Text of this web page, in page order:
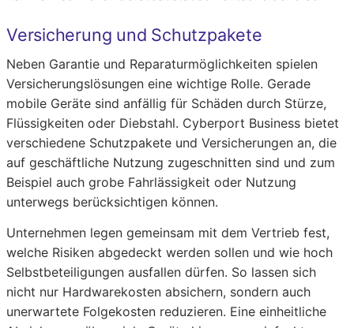
Versicherung und Schutzpakete
Neben Garantie und Reparaturmöglichkeiten spielen
Versicherungslösungen eine wichtige Rolle. Gerade
mobile Geräte sind anfällig für Schäden durch Stürze,
Flüssigkeiten oder Diebstahl. Cyberport Business bietet
verschiedene Schutzpakete und Versicherungen an, die
auf geschäftliche Nutzung zugeschnitten sind und zum
Beispiel auch grobe Fahrlässigkeit oder Nutzung
unterwegs berücksichtigen können.
Unternehmen legen gemeinsam mit dem Vertrieb fest,
welche Risiken abgedeckt werden sollen und wie hoch
Selbstbeteiligungen ausfallen dürfen. So lassen sich
nicht nur Hardwarekosten absichern, sondern auch
unerwartete Folgekosten reduzieren. Eine einheitliche